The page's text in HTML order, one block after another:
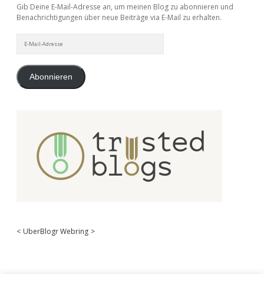
Gib Deine E-Mail-Adresse an, um meinen Blog zu abonnieren und
Benachrichtigungen über neue Beiträge via E-Mail zu erhalten.
Mail-
Abonnieren
< UberBlogr Webring >